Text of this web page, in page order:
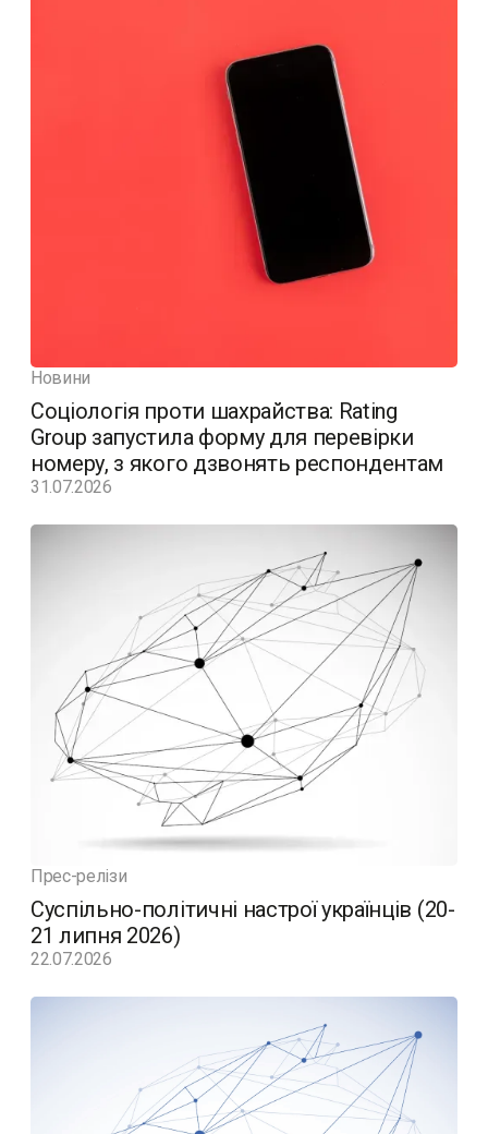
Новини
Соціологія проти шахрайства: Rating
Group запустила форму для перевірки
номеру, з якого дзвонять респондентам
31.07.2026
Прес-релізи
Суспільно-політичні настрої українців (20-
21 липня 2026)
22.07.2026